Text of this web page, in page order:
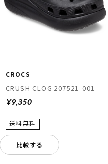
CROCS
CRUSH CLOG 207521-001
¥9,350
比較する